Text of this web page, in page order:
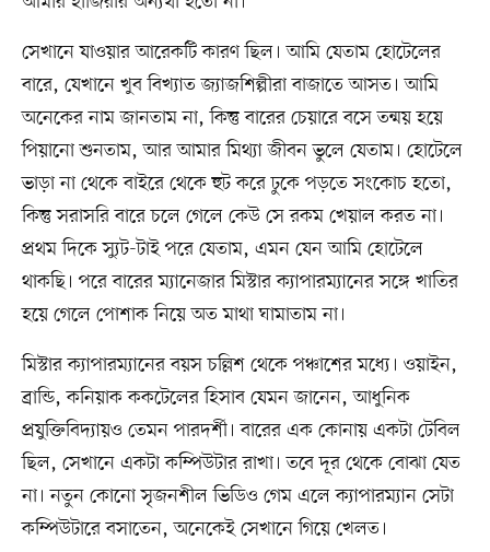
সেখানে যাওয়ার আরেকটি কারণ ছিল। আমি যেতাম হোটেলের
বারে, যেখানে খুব বিখ্যাত জ্যাজশিল্পীরা বাজাতে আসত। আমি
অনেকের নাম জানতাম না, কিন্তু বারের চেয়ারে বসে তন্ময় হয়ে
পিয়ানো শুনতাম, আর আমার মিথ্যা জীবন ভুলে যেতাম। হোটেলে
ভাড়া না থেকে বাইরে থেকে হুট করে ঢুকে পড়তে সংকোচ হতো,
কিন্তু সরাসরি বারে চলে গেলে কেউ সে রকম খেয়াল করত না।
প্রথম দিকে স্যুট-টাই পরে যেতাম, এমন যেন আমি হোটেলে
থাকছি। পরে বারের ম্যানেজার মিস্টার ক্যাপারম্যানের সঙ্গে খাতির
হয়ে গেলে পোশাক নিয়ে অত মাথা ঘামাতাম না।
মিস্টার ক্যাপারম্যানের বয়স চল্লিশ থেকে পঞ্চাশের মধ্যে। ওয়াইন,
ব্রান্ডি, কনিয়াক ককটেলের হিসাব যেমন জানেন, আধুনিক
প্রযুক্তিবিদ্যায়ও তেমন পারদর্শী। বারের এক কোনায় একটা টেবিল
ছিল, সেখানে একটা কম্পিউটার রাখা। তবে দূর থেকে বোঝা যেত
না। নতুন কোনো সৃজনশীল ভিডিও গেম এলে ক্যাপারম্যান সেটা
কম্পিউটারে বসাতেন, অনেকেই সেখানে গিয়ে খেলত।